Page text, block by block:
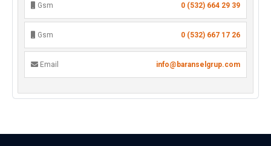
Gsm 0 (532) 664 29 39
Gsm 0 (532) 667 17 26
Email info@baranselgrup.com